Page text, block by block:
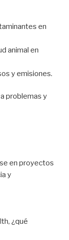
en
animal en
y emisiones.
problemas y
en proyectos
y
¿qué